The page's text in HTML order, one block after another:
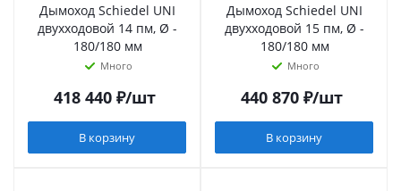
Дымоход Schiedel UNI
двухходовой 14 пм, Ø -
180/180 мм
Много
418 440₽/шт
В корзину
Дымоход Schiedel UNI
двухходовой 15 пм, Ø -
180/180 мм
Много
440 870₽/шт
В корзину